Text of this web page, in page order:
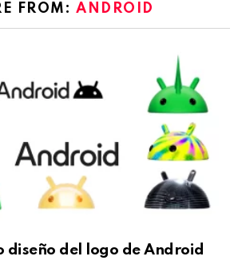
FROM:ANDROID
diseño del logo de Android